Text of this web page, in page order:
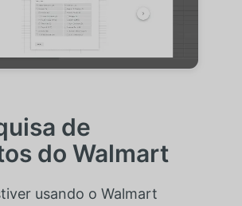
de
do Walmart
usando o Walmart